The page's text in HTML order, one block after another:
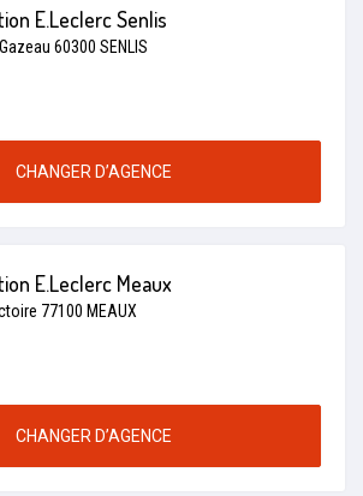
E.Leclerc Senlis
60300 SENLIS
CHANGER D’AGENCE
E.Leclerc Meaux
77100 MEAUX
CHANGER D’AGENCE